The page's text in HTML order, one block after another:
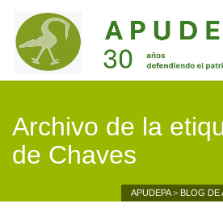
Archivo de la
de Chaves
APUDEPA> BLOG DE